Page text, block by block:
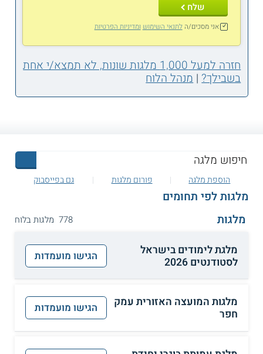
שלח
אני מסכים/הלתנאי השימוש ומדיניות הפרטיות
חזרה למעל 1,000 מלגות שונות, לא תמצא/י אחת
בשבילך?|מנהל הלוח
הוספת מלגה פורום מלגות גם בפייסבוק
מלגות לפי תחומים
מלגות
778 מלגות בלוח
מלגת לימודים בישראל
לסטודנטים 2026
הגישו מועמדות
מלגות המועצה האזורית עמק
חפר
הגישו מועמדות